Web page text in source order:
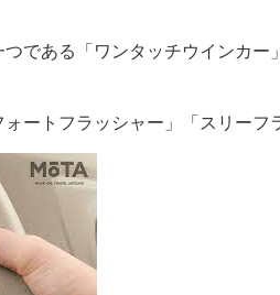
である「ワンタッチウインカ
ートフラッシャー」「スリーフ